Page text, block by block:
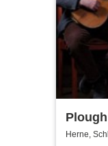
Tunes
Herne,